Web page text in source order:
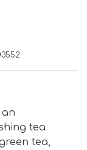
an
tea
tea,